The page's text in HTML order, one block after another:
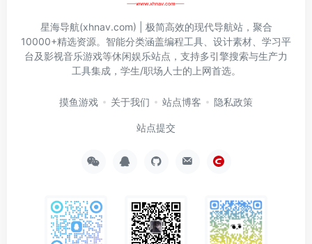
星海导航(xhnav.com) | 极简高效的现代导航站，聚合
10000+精选资源。智能分类涵盖编程工具、设计素材、学习平
台及影视音乐游戏等休闲娱乐站点，支持多引擎搜索与生产力
工具集成，学生/职场人士的上网首选。
摸鱼游戏 关于我们 站点博客 隐私政策
站点提交